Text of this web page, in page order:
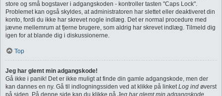
store og små bogstaver i adgangskoden - kontroller tasten "Caps Lock".
Problemet kan også skyldes, at administratoren har slettet eller deaktiveret din
konto, fordi du ikke har skrevet nogle indlæg. Det er normal procedure med
jævne mellemrum at fjerne brugere, som aldrig har skrevet indlæg. Tilmeld dig
igen for at blande dig i diskussionerne.
Top
Jeg har glemt min adgangskode!
Gå ikke i panik! Det er ikke muligt at finde din gamle adgangskode, men der
kan dannes en ny. Gå til indlogningssiden ved at klikke på linketLog ind øverst
på siden. På denne side kan du klikke på Jeg har glemt min adgangskode